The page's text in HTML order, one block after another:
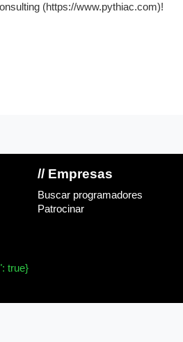
(https://www.pythiac.com)!
// Empresas
Buscar programadores
Patrocinar
true}